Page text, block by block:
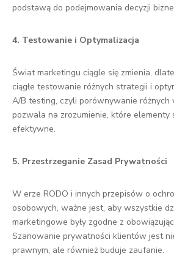
podstawą do podejmowania decyzji
4. Testowanie i Optymalizacja
Świat marketingu ciągle się zmienia,
ciągłe testowanie różnych strategii i
A/B testing, czyli porównywanie różnych
pozwala na zrozumienie, które elementy
efektywne.
5. Przestrzeganie Zasad Prywatności
W erze RODO i innych przepisów o
osobowych, ważne jest, aby wszystkie
marketingowe były zgodne z
Szanowanie prywatności klientów jest
prawnym, ale również buduje zaufanie.